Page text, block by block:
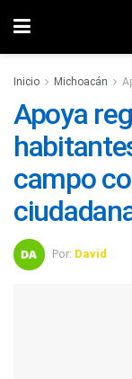
Inicio Michoacán
Apoya
campo
Por: David